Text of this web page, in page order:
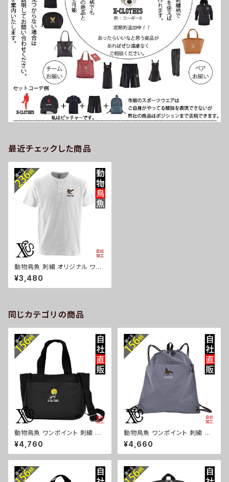
最近チェックした商品
動物鳥魚 刺繍 オリジナル ワン
ポイント 5.6オンス ヘンリーネ
ック Tシャツ メンズ 半袖 カット
ソー ブラック ホワイト 黒 白 柄
¥3,480
同じカテゴリの商品
動物鳥魚 ワンポイント 刺繍 ト
ート ショルダーバッグ カジュア
ル 軽量 レディース メンズ 雑貨
グッズ 自社ブランド 柄 馬 豚 魚
パンダ 文鳥 インコ ori-a-bg1
81-b06-s
¥4,760
動物鳥魚 ワンポイント 刺繍 撥
水 ナイロン ナップサック メンズ
大容量 ジム サブバッグ レディー
ス 雑貨 グッズ 自社ブランド 柄
レッサーパンダ 文鳥 インコ ori
-a-bg180-b06-s
¥4,660